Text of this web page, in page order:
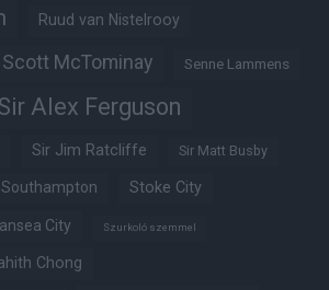
Ruud van Nistelrooy
Scott McTominay Senne Lammens
Alex Ferguson
Sir Jim Ratcliffe Sir Matt Busby
Southampton Stoke City
City Szurkoló szemmel
Chong